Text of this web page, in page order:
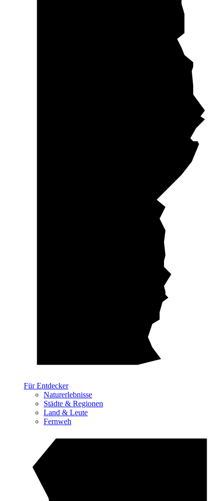
Für Entdecker
Naturerlebnisse
Städte & Regionen
Land & Leute
Fernweh